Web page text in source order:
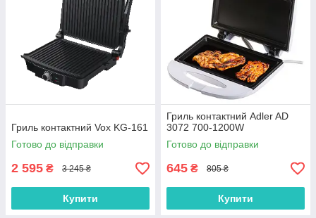
Гриль контактний Vox KG-161
Готово до відправки
2 595 ₴ 3 245 ₴
Купити
Гриль контактний Adler AD
3072 700-1200W
Готово до відправки
645 ₴ 805 ₴
Купити